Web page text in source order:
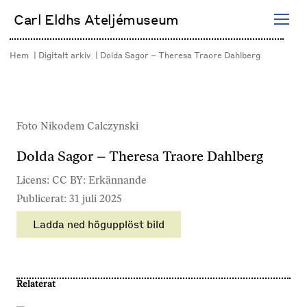
Carl Eldhs Ateljémuseum
Hem Digitalt arkiv Dolda Sagor – Theresa Traore Dahlberg
Foto Nikodem Calczynski
Dolda Sagor – Theresa Traore Dahlberg
Licens: CC BY: Erkännande
Publicerat: 31 juli 2025
Ladda ned högupplöst bild
Relaterat